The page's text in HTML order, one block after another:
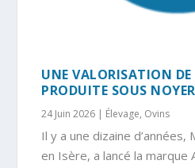
UNE VALORISATION
PRODUITE SOUS
24 Juin 2026 | Élevage, Ovins
Il y a une dizaine d’années,
en Isère, a lancé la marque